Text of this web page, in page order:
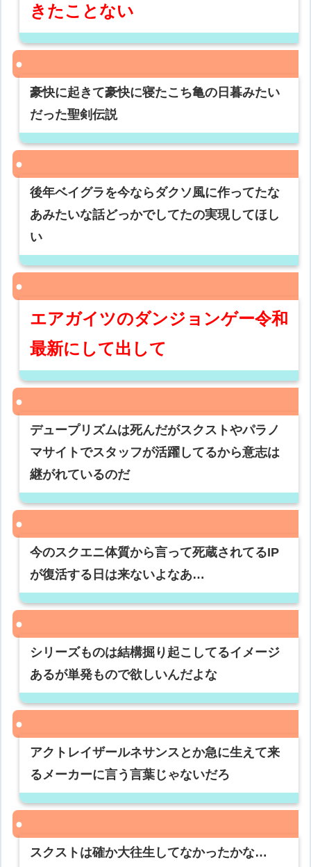
きたことない
豪快に起きて豪快に寝たこち亀の日暮みたい
だった聖剣伝説
後年ベイグラを今ならダクソ風に作ってたな
あみたいな話どっかでしてたの実現してほし
い
エアガイツのダンジョンゲー令和
最新にして出して
デュープリズムは死んだがスクストやパラノ
マサイトでスタッフが活躍してるから意志は
継がれているのだ
今のスクエニ体質から言って死蔵されてるIP
が復活する日は来ないよなあ…
シリーズものは結構掘り起こしてるイメージ
あるが単発もので欲しいんだよな
アクトレイザールネサンスとか急に生えて来
るメーカーに言う言葉じゃないだろ
スクストは確か大往生してなかったかな…